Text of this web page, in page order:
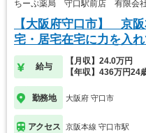
ちーぷ薬局 守口駅前店 有限会
【大阪府守口市】 京
宅・居宅在宅に力を入
給与
【月収】24.0万円
【年収】436万円24
勤務地 大阪府 守口市
アクセス 京阪本線 守口市駅